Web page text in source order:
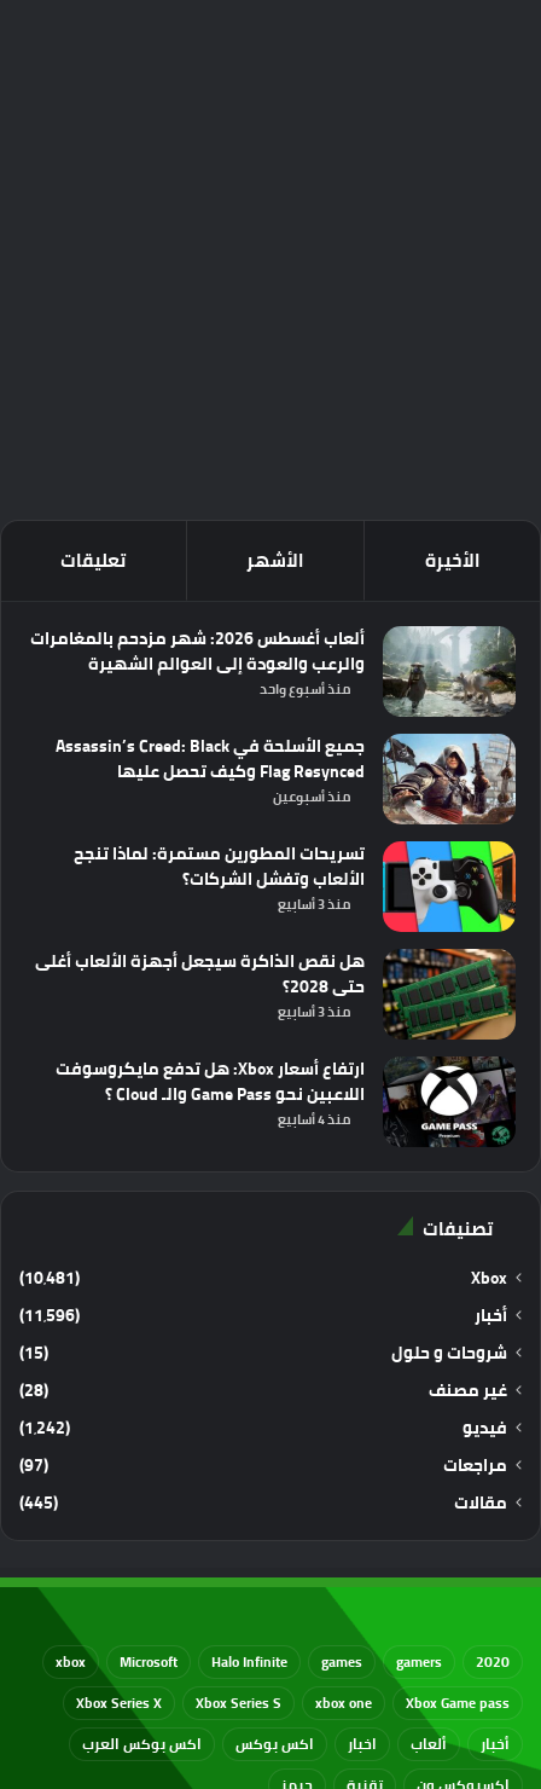
الأخيرة الأشهر تعليقات
ألعاب أغسطس 2026: شهر مزدحم بالمغامرات
والرعب والعودة إلى العوالم الشهيرة
منذ أسبوع واحد
جميع الأسلحة في Assassin’s Creed: Black
Flag Resynced وكيف تحصل عليها
منذ أسبوعين
تسريحات المطورين مستمرة: لماذا تنجح
الألعاب وتفشل الشركات؟
منذ 3 أسابيع
هل نقص الذاكرة سيجعل أجهزة الألعاب أغلى
حتى 2028؟
منذ 3 أسابيع
ارتفاع أسعار Xbox: هل تدفع مايكروسوفت
اللاعبين نحو Game Pass والـ Cloud ؟
منذ 4 أسابيع
تصنيفات
Xbox
(10٬481)
أخبار
(11٬596)
شروحات و حلول
(15)
غير مصنف
(28)
فيديو
(1٬242)
مراجعات
(97)
مقالات
(445)
2020
gamers
games
Halo Infinite
Microsoft
xbox
Xbox Game pass
xbox one
Xbox Series S
Xbox Series X
أخبار
ألعاب اخبار اكس بوكس
اكس بوكس العرب